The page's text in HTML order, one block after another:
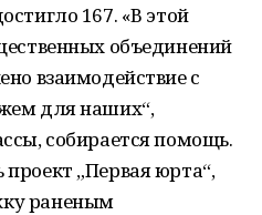
167. «В этой
объединений
взаимодействие с
для наших“,
собирается помощь.
„Первая юрта“,
раненым